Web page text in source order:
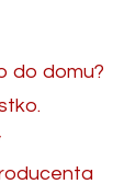
do domu?